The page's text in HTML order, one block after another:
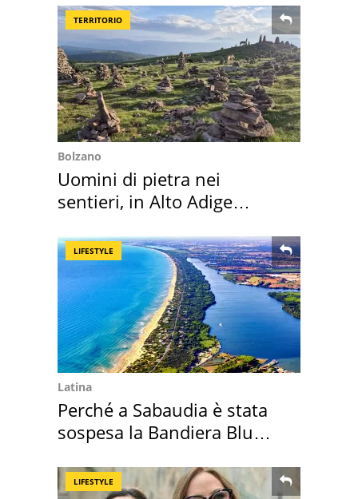
TERRITORIO
Bolzano
Uomini di pietra nei
sentieri, in Alto Adige
LIFESTYLE
Latina
Perché a Sabaudia è stata
sospesa la Bandiera Blu
LIFESTYLE